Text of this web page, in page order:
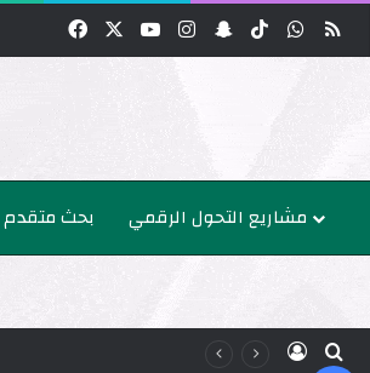
فيسبوك ‫YouTubeانستقرام
سناب تشات
‫TikTok واتساب
بحث متقدم مشاريع التحول الرقمي